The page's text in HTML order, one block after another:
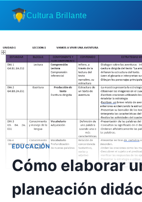
Saltar
contenido
Cultura Brillante
EDUCACIÓN
Cómo elaborar
planeación